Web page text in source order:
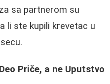
sa partnerom su
li ste kupili krevetac u
Priče, a ne Uputstvo